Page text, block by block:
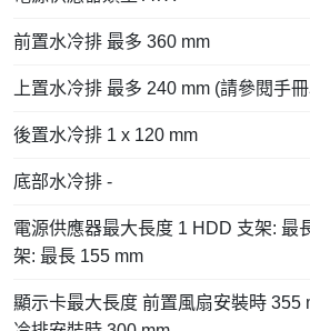
前置水冷排 最多 360 mm
上置水冷排 最多 240 mm (請參閱手
後置水冷排 1 x 120 mm
底部水冷排 -
電源供應器最大長度 1 HDD 支架: 最
架: 最長 155 mm
顯示卡最大長度 前置風扇安裝時 355